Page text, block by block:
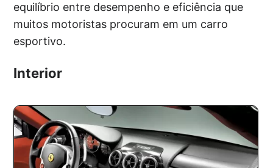
equilíbrio entre desempenho e eficiência que
muitos motoristas procuram em um carro
esportivo.
Interior